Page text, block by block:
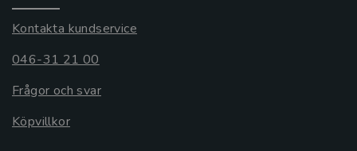
Kontakta kundservice
046-31 21 00
Frågor och svar
Köpvillkor